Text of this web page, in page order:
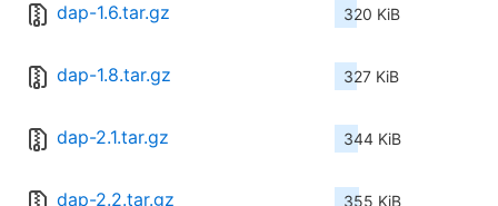
dap-1.6.tar.gz 320 KiB
dap-1.8.tar.gz 327 KiB
dap-2.1.tar.gz 344 KiB
dap-2.2.tar.gz 355 KiB